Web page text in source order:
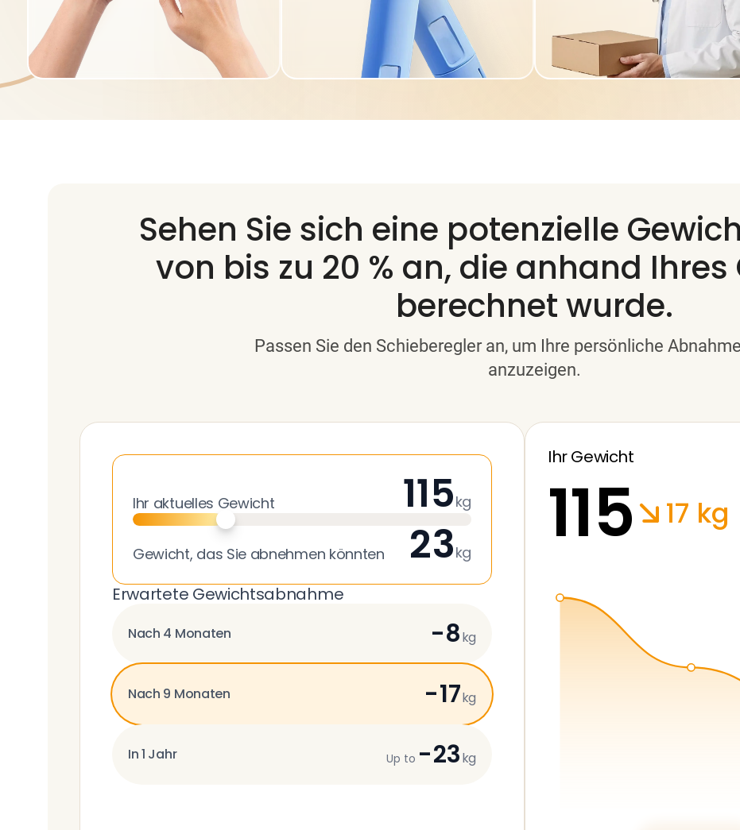
Sehen Sie sich eine potenzielle
von bis zu 20 % an, die anhand
berechnet wurde.
Passen Sie den Schieberegler an, um Ihre persönliche
anzuzeigen.
Ihr aktuelles Gewicht 115kg
Gewicht, das Sie abnehmen könnten 23kg
Erwartete Gewichtsabnahme
Nach 4 Monaten -8kg
Nach 9 Monaten -17kg
In 1 Jahr Up to -23kg
Ihr Gewicht
115 17 kg